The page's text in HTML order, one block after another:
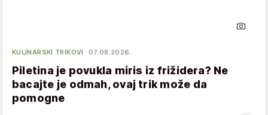
KULINARSKI TRIKOVI 07.08.2026.
Piletina je povukla miris iz frižidera? Ne
bacajte je odmah, ovaj trik može da
pomogne